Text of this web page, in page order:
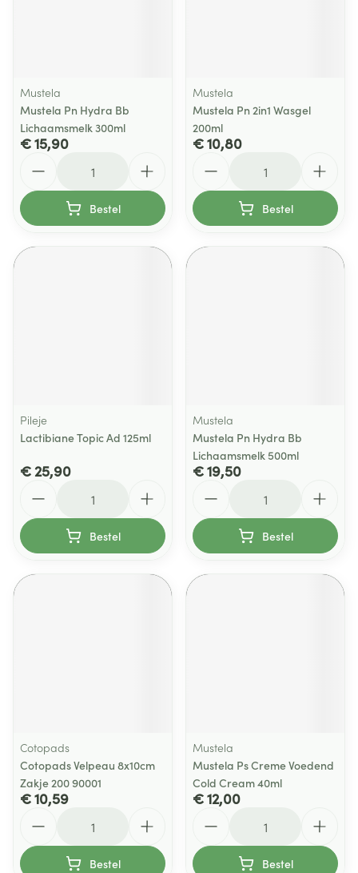
Mustela
Mustela Pn Hydra Bb
Lichaamsmelk 300ml
€ 15,90
Bestel
Mustela
Mustela Pn 2in1 Wasgel
200ml
€ 10,80
Bestel
Pileje
Lactibiane Topic Ad 125ml
€ 25,90
Bestel
Mustela
Mustela Pn Hydra Bb
Lichaamsmelk 500ml
€ 19,50
Bestel
Cotopads
Cotopads Velpeau 8x10cm
Zakje 200 90001
€ 10,59
Bestel
Mustela
Mustela Ps Creme Voedend
Cold Cream 40ml
€ 12,00
Bestel